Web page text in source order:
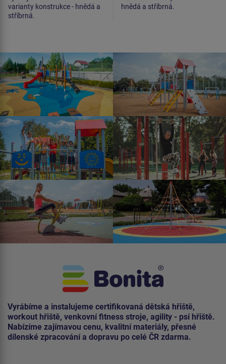
varianty konstrukce - hnědá a
stříbrná.
hnědá a stříbrná.
Vyrábíme a instalujeme certifikovaná dětská hřiště,
workout hřiště, venkovní fitness stroje, agility - psí hřiště.
Nabízíme zajímavou cenu, kvalitní materiály, přesné
dílenské zpracování a dopravu po celé ČR zdarma.